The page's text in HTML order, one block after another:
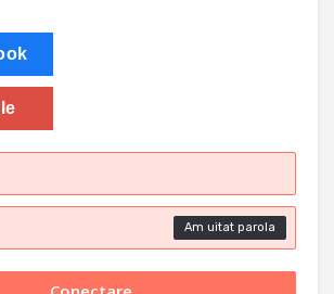
Am uitat parola